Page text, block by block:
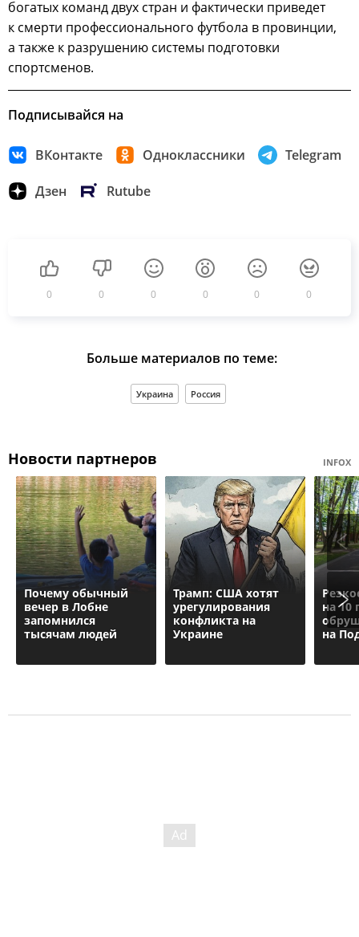
богатых команд двух стран и фактически приведет
к смерти профессионального футбола в провинции,
а также к разрушению системы подготовки
спортсменов.
Подписывайся на
ВКонтакте Одноклассники Telegram
Дзен Rutube
0 0 0 0 0 0
Больше материалов по теме:
Украина Россия
Новости партнеров INFOX
Почему обычный
вечер в Лобне
запомнился
тысячам людей
Трамп: США хотят
урегулирования
конфликта на
Украине
на 10
на